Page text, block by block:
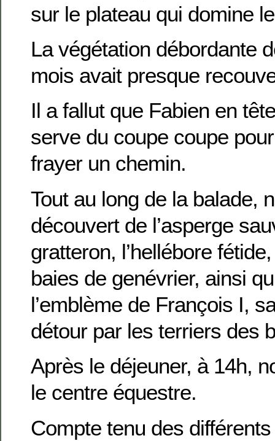
sur le plateau qui domine
La végétation débordante
mois avait presque
Il a fallut que Fabien en
serve du coupe coupe
frayer un chemin.
Tout au long de la balade,
découvert de l’asperge
gratteron, l’hellébore
baies de genévrier, ainsi
l’emblème de François I,
détour par les terriers des
Après le déjeuner, à 14h,
le centre équestre.
Compte tenu des